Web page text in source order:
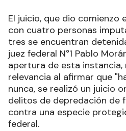
El juicio, que dio comienzo
con cuatro personas
tres se encuentran
juez federal N°1 Pablo
apertura de esta instancia,
relevancia al afirmar que
nunca, se realizó un juicio
delitos de depredación de
contra una especie
federal.